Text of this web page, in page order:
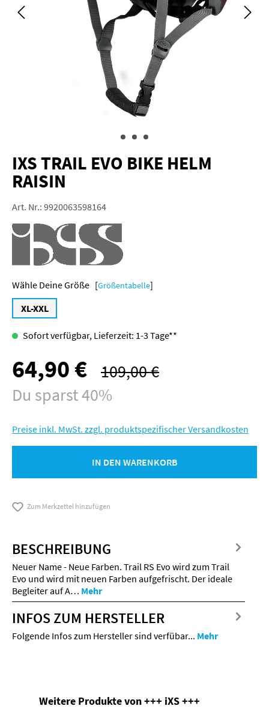
IXS TRAIL EVO BIKE HELM
RAISIN
Art. Nr.: 9920063598164
Größe [Größentabelle]
XL-XXL
Sofort verfügbar, Lieferzeit: 1-3 Tage**
Verkaufspreis:
64,90 € Regulärer Preis:
109,00 €
Du sparst 40%
Preise inkl. MwSt. zzgl. produktspezifischer Versandkosten
IN DEN WARENKORB
Zum Merkzettel hinzufügen
BESCHREIBUNG
Neuer Name - Neue Farben. Trail RS Evo wird zum Trail
Evo und wird mit neuen Farben aufgefrischt. Der ideale
Begleiter auf A… Mehr
INFOS ZUM HERSTELLER
Folgende Infos zum Hersteller sind verfübar... Mehr
Produktgalerie überspringen
Weitere Produkte von +++ iXS +++